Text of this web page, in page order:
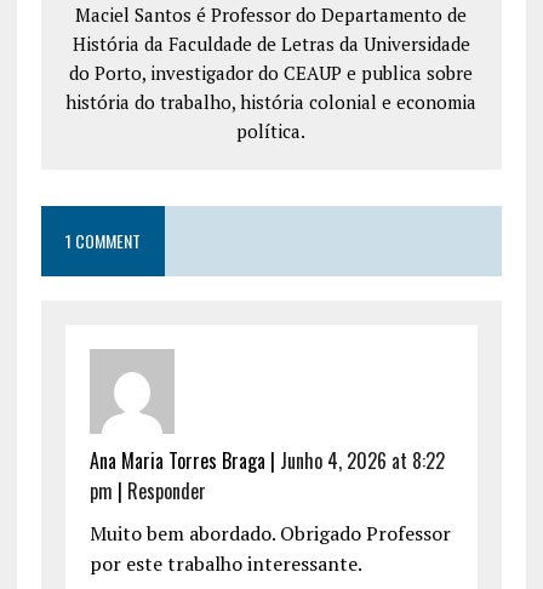
Maciel Santos é Professor do Departamento de
História da Faculdade de Letras da Universidade
do Porto, investigador do CEAUP e publica sobre
história do trabalho, história colonial e economia
política.
1 COMMENT
Ana Maria Torres Braga | Junho 4, 2026 at 8:22
pm | Responder
Muito bem abordado. Obrigado Professor
por este trabalho interessante.